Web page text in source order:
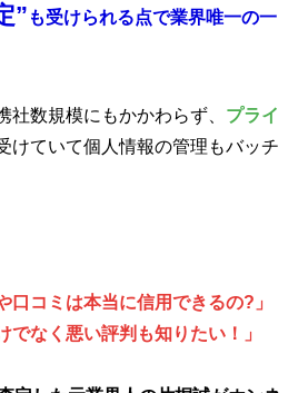
” も受けられる点で業界唯一の一
社数規模にもかかわらず、 プライ
けていて個人情報の管理もバッチ
口コミは本当に信用できるの?」
でなく悪い評判も知りたい！」